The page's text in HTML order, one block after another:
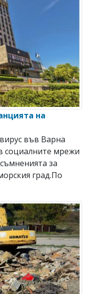
на
във Варна
социалните мрежи
за
град.По